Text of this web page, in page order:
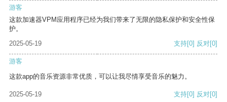
游客
这款加速器VPM应用程序已经为我们带来了无限的隐私保护和安全性保
护。
2025-05-19
支持[0] 反对[0]
游客
这款app的音乐资源非常优质，可以让我尽情享受音乐的魅力。
2025-05-19 支持[0] 反对[0]